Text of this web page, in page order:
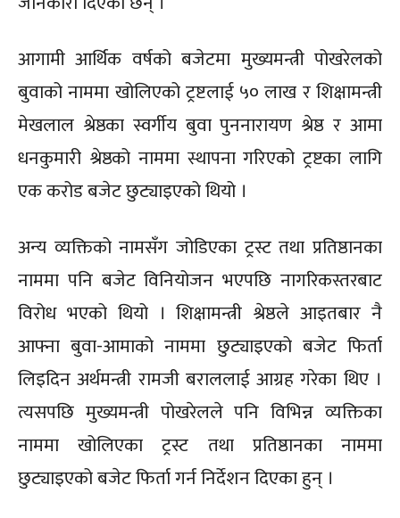
आगामी आर्थिक वर्षको बजेटमा मुख्यमन्त्री पोखरेलको
बुवाको नाममा खोलिएको ट्रष्टलाई ५० लाख र शिक्षामन्त्री
मेखलाल श्रेष्ठका स्वर्गीय बुवा पुननारायण श्रेष्ठ र आमा
धनकुमारी श्रेष्ठको नाममा स्थापना गरिएको ट्रष्टका लागि
एक करोड बजेट छुट्याइएको थियो ।
अन्य व्यक्तिको नामसँग जोडिएका ट्रस्ट तथा प्रतिष्ठानका
नाममा पनि बजेट विनियोजन भएपछि नागरिकस्तरबाट
विरोध भएको थियो । शिक्षामन्त्री श्रेष्ठले आइतबार नै
आफ्ना बुवा-आमाको नाममा छुट्याइएको बजेट फिर्ता
लिइदिन अर्थमन्त्री रामजी बराललाई आग्रह गरेका थिए ।
त्यसपछि मुख्यमन्त्री पोखरेलले पनि विभिन्न व्यक्तिका
नाममा खोलिएका ट्रस्ट तथा प्रतिष्ठानका नाममा
छुट्याइएको बजेट फिर्ता गर्न निर्देशन दिएका हुन् ।